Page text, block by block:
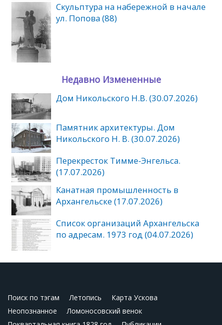
Скульптура на набережной в начале
ул. Попова (88)
Недавно Измененные
Дом Никольского Н.В. (30.07.2026)
Памятник архитектуры. Дом
Никольского Н. В. (30.07.2026)
Перекресток Тимме-Энгельса.
(17.07.2026)
Канатная промышленность в
Архангельске (17.07.2026)
Список организаций Архангельска
по адресам. 1973 год (04.07.2026)
Поиск по тэгам Летопись
Карта Ускова
Неопознанное
Ломоносовский венок